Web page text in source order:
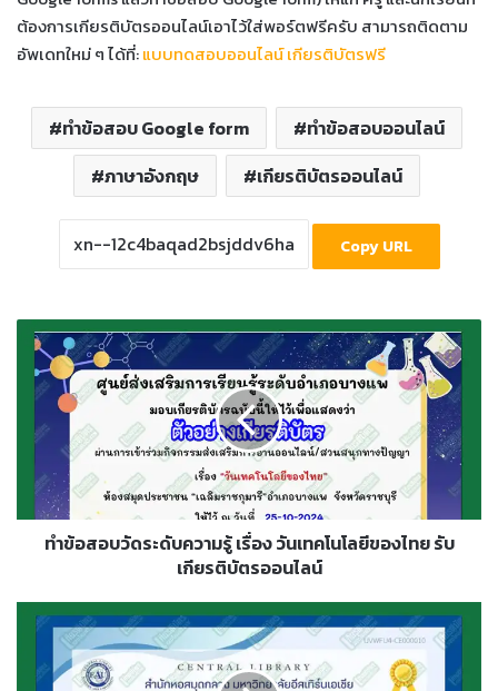
ต้องการเกียรติบัตรออนไลน์เอาไว้ใส่พอร์ตฟรีครับ สามารถติดตาม
อัพเดทใหม่ ๆ ได้ที่:แบบทดสอบออนไลน์ เกียรติบัตรฟรี
ทำข้อสอบ Google form
ทำข้อสอบออนไลน์
ภาษาอังกฤษ
เกียรติบัตรออนไลน์
Copy URL
ข้อสอบ
ระดับ
ความ
เรื่อง
เทคโนโลยี
เกียรติ
บัตร
ออนไลน์
ทำข้อสอบวัดระดับความรู้ เรื่อง วันเทคโนโลยีของไทย รับ
เกียรติบัตรออนไลน์
แบบ
กิจกรรม